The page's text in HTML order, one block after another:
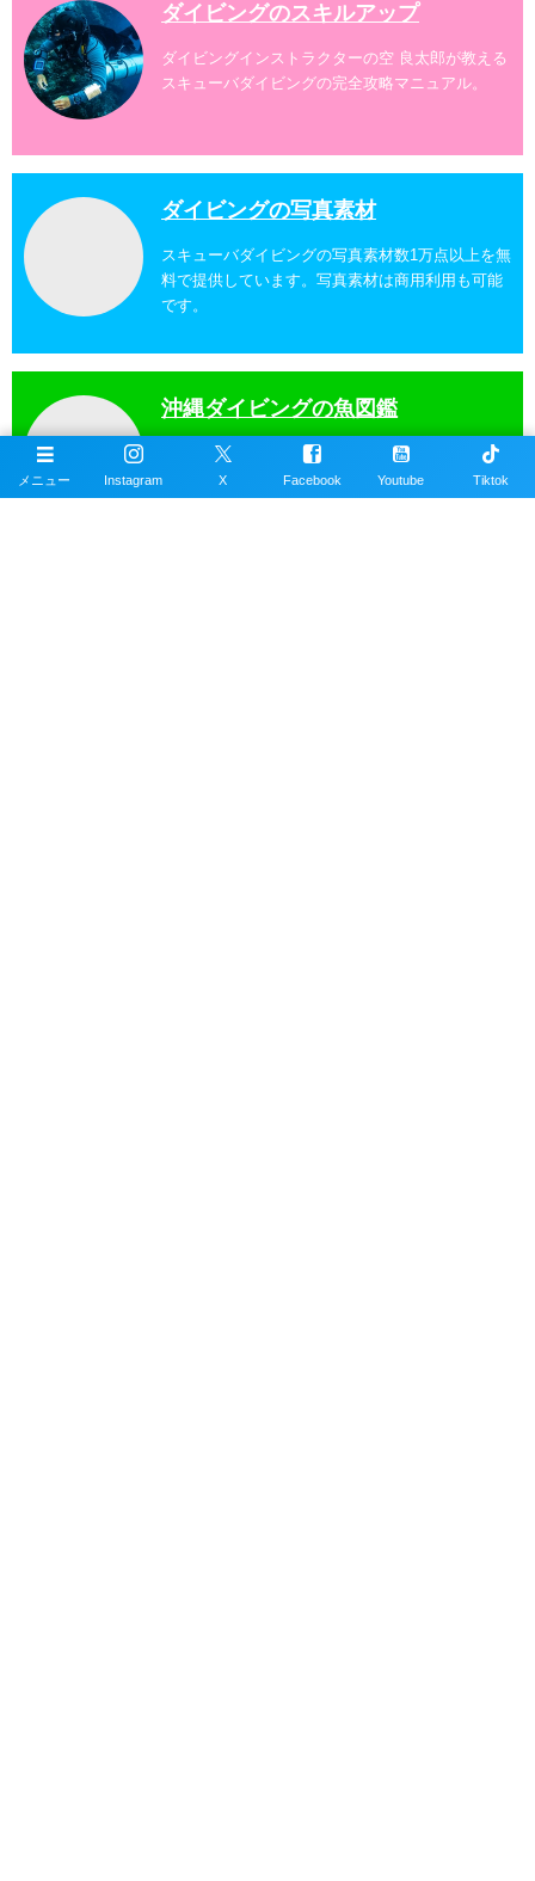
ダイビングのスキルアップ
ダイビングインストラクターの空 良太郎が教える
スキューバダイビングの完全攻略マニュアル。
ダイビングの写真素材
スキューバダイビングの写真素材数1万点以上を無
料で提供しています。写真素材は商用利用も可能
です。
沖縄ダイビングの魚図鑑
沖縄のスキューバダイビングで見れる海水魚図
鑑。現在220種以上掲載。沖縄本島、近郊離島で
撮影。
メニュー Instagram X Facebook Youtube Tiktok